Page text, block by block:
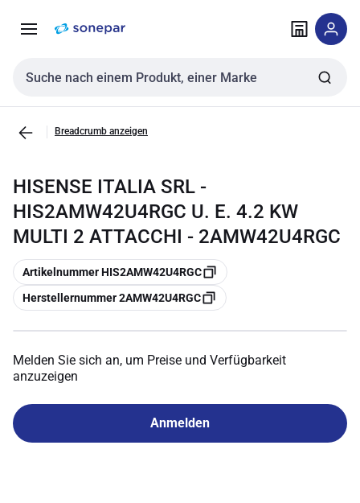
NavigationInhalt
Sucheingabe
Breadcrumb anzeigen
HISENSE ITALIA SRL -
HIS2AMW42U4RGC U. E. 4.2 KW
MULTI 2 ATTACCHI - 2AMW42U4RGC
Kopieren
Artikelnummer HIS2AMW42U4RGC
Kopieren
Herstellernummer 2AMW42U4RGC
Melden Sie sich an, um Preise und Verfügbarkeit
anzuzeigen
Anmelden